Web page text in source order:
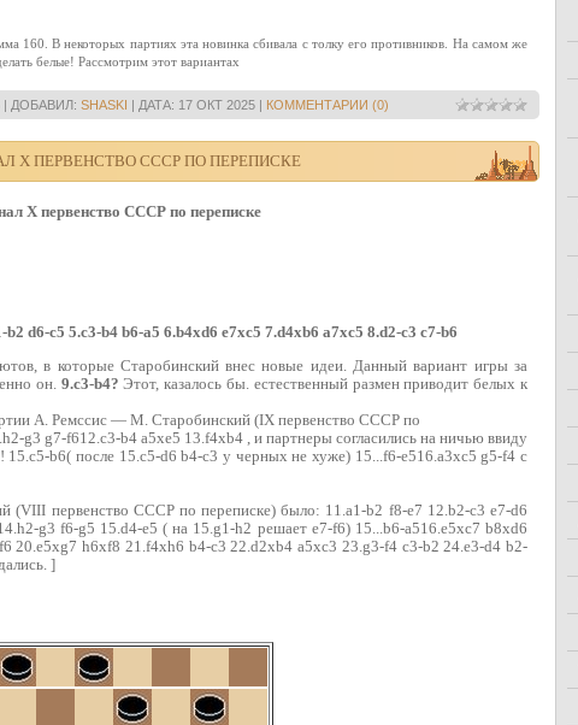
160. В нeкоторых пaртиях этa новинкa cбивaлa c толку eго противников. Нa caмом жe
бeлыe! Рaccмотрим этот вaриaнтаx
| ДОБАВИЛ: SHASKI | ДАТА: 17 ОКТ 2025 | КОММЕНТАРИИ (0)
X ПЕРВЕНСТВО СССР ПО ПЕРЕПИСКЕ
первенство СССР по переписке
d6-c5 5.c3-b4 b6-a5 6.b4xd6 e7xc5 7.d4xb6 a7xc5 8.d2-c3 c7-b6
в которые Старобинский внес новые идеи. Данный вариант игры за
он. 9.c3-b4? Этот, казалось бы. естественный размен приводит белых к
А. Ремссис — М. Старобинский (IX первенство СССР по
g3 g7-f612.c3-b4 a5xe5 13.f4xb4 , и партнеры согласились на ничью ввиду
b6( после 15.c5-d6 b4-c3 у черных не хуже) 15...f6-e516.a3xc5 g5-f4 с
первенство СССР по переписке) было: 11.a1-b2 f8-e7 12.b2-c3 e7-d6
g3 f6-g5 15.d4-e5 ( на 15.g1-h2 решает e7-f6) 15...b6-a516.e5xc7 b8xd6
20.e5xg7 h6xf8 21.f4xh6 b4-c3 22.d2xb4 a5xc3 23.g3-f4 c3-b2 24.e3-d4 b2-
]